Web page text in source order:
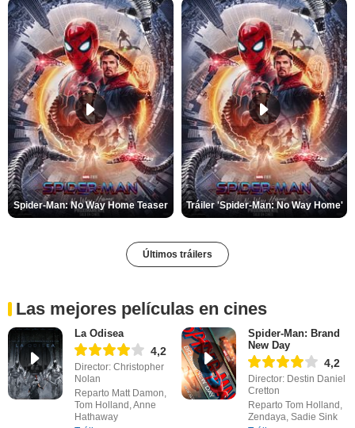
Spider-Man: No Way Home Teaser Tráiler 'Spider-Man: No Way Home'
Últimos tráilers
Las mejores películas en cines
La Odisea
4,2
Director: Christopher
Nolan
Reparto Matt Damon,
Tom Holland, Anne
Hathaway
Spider-Man: Brand
New Day
4,2
Director: Destin Daniel
Cretton
Reparto Tom Holland,
Zendaya, Sadie Sink